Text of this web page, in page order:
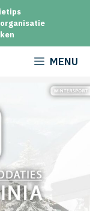
MENU